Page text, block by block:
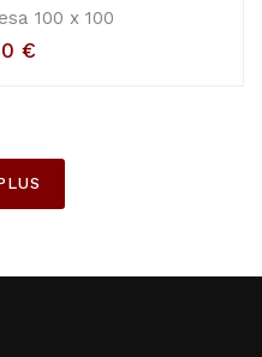
100 x 100
€